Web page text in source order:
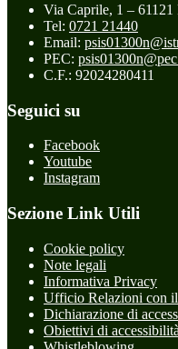
Via Caprile, 1 – 61121
Tel: 0721 21440
Email:
PEC:
C.F.: 92024280411
Seguici su
Facebook
Youtube
Instagram
Sezione Link Utili
Cookie policy
Note legali
Informativa Privacy
Ufficio Relazioni con
Dichiarazione di
Obiettivi di accessibilità